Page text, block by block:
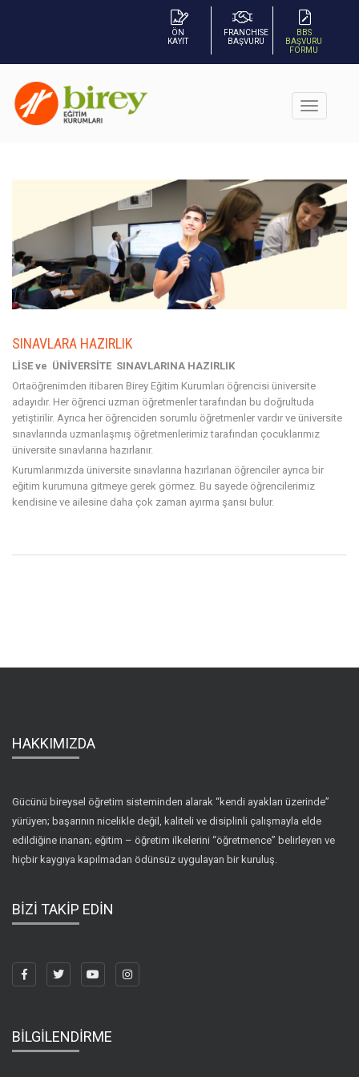
BBS
BAŞVURU
FORMU
FRANCHISE
BAŞVURU
ÖN
KAYIT
SINAVLARA HAZIRLIK
LİSE ve ÜNİVERSİTE SINAVLARINA HAZIRLIK
Ortaöğrenimden itibaren Birey Eğitim Kurumları öğrencisi üniversite
adayıdır. Her öğrenci uzman öğretmenler tarafından bu doğrultuda
yetiştirilir. Ayrıca her öğrenciden sorumlu öğretmenler vardır ve üniversite
sınavlarında uzmanlaşmış öğretmenlerimiz tarafından çocuklarımız
üniversite sınavlarına hazırlanır.
Kurumlarımızda üniversite sınavlarına hazırlanan öğrenciler ayrıca bir
eğitim kurumuna gitmeye gerek görmez. Bu sayede öğrencilerimiz
kendisine ve ailesine daha çok zaman ayırma şansı bulur.
HAKKIMIZDA
Gücünü bireysel öğretim sisteminden alarak “kendi ayakları üzerinde”
yürüyen; başarının nicelikle değil, kaliteli ve disiplinli çalışmayla elde
edildiğine inanan; eğitim – öğretim ilkelerini “öğretmence” belirleyen ve
hiçbir kaygıya kapılmadan ödünsüz uygulayan bir kuruluş.
BİZİ TAKİP EDİN
BİLGİLENDİRME